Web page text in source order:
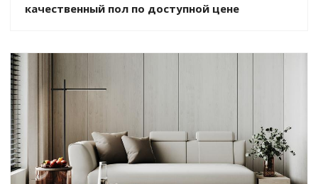
качественный пол по доступной цене